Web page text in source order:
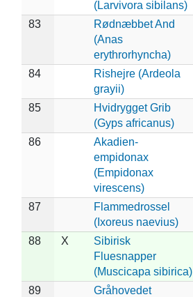
(Larvivora sibilans)
83
Rødnæbbet And
(Anas
erythrorhyncha)
84
Rishejre (Ardeola
grayii)
85
Hvidrygget Grib
(Gyps africanus)
86
Akadien-
empidonax
(Empidonax
virescens)
87
Flammedrossel
(Ixoreus naevius)
88 X
Sibirisk
Fluesnapper
(Muscicapa sibirica)
89
Gråhovedet